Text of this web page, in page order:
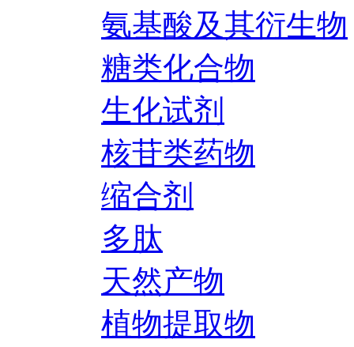
氨基酸及其衍生物
糖类化合物
生化试剂
核苷类药物
缩合剂
多肽
天然产物
植物提取物